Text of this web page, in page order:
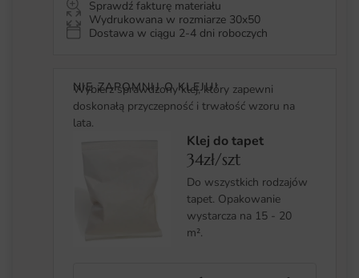
Sprawdź fakturę materiału
Wydrukowana w rozmiarze 30x50
Dostawa w ciągu 2-4 dni roboczych
NIE ZAPOMNIJ O KLEJU!
Wybierz sprawdzony klej, który zapewni
doskonałą przyczepność i trwałość wzoru na
lata.
Klej do tapet
34zł/szt
Do wszystkich rodzajów
tapet. Opakowanie
wystarcza na 15 - 20
m².